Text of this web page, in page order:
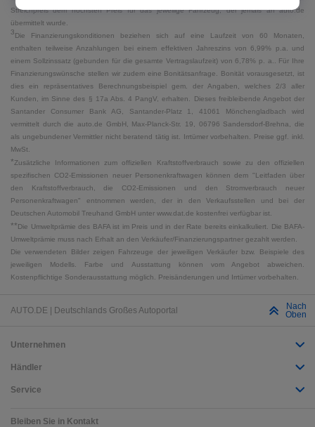
Streichpreis dem höchsten Preis für das jeweilige Fahrzeug, der jemals an auto.de
übermittelt wurde.
3Die Finanzierungskonditionen beziehen sich auf eine Laufzeit von 60 Monaten,
enthalten teilweise Anzahlungen bei einem effektiven Jahreszins von 6,99% p.a. und
einem Sollzinssatz (gebunden für die gesamte Vertragslaufzeit) von 6,78% p. a.. Für Ihre
Finanzierungswünsche stellen wir zudem eine Bonitätsanfrage. Bonität vorausgesetzt, ist
dies ein repräsentatives Berechnungsbeispiel gem. der Angaben, welches 2/3 aller
Kunden, im Sinne des § 17a Abs. 4 PangV, erhalten. Dieses freibleibende Angebot der
Santander Consumer Bank AG, Santander-Platz 1, 41061 Mönchengladbach wird
vermittelt durch die auto.de GmbH, Max-Planck-Str. 19, 06796 Sandersdorf-Brehna, die
als ungebundener Vermittler nicht beratend tätig ist. Irrtümer vorbehalten. Preise ggf. inkl.
MwSt.
*Zusätzliche Informationen zum offiziellen Kraftstoffverbrauch sowie zu den offiziellen
spezifischen CO2-Emissionen neuer Personenkraftwagen können dem "Leitfaden über
den Kraftstoffverbrauch, die CO2-Emissionen und den Stromverbrauch neuer
Personenkraftwagen" entnommen werden, der in den Verkaufsstellen und bei der
Deutschen Automobil Treuhand GmbH unter www.dat.de kostenfrei verfügbar ist.
**Die Umweltprämie des BAFA ist im Preis und in der Rate bereits einkalkuliert. Die BAFA-
Umweltprämie muss nach Erhalt an den Verkäufer/Finanzierungspartner gezahlt werden.
Die verwendeten Bilder zeigen Fahrzeuge der jeweiligen Verkäufer bzw. Beispiele des
jeweiligen Modells. Farbe und Ausstattung können vom Angebot abweichen.
Kostenpflichtige Sonderausstattung möglich. Preisänderungen und Irrtümer vorbehalten.
AUTO.DE | Deutschlands Großes Autoportal
Nach
Oben
Unternehmen
Händler
Service
Bleiben Sie in Kontakt